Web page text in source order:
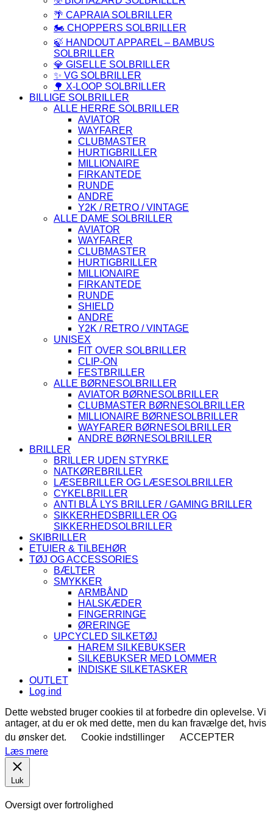
🌴 CAPRAIA SOLBRILLER
🏍️ CHOPPERS SOLBRILLER
🍃 HANDOUT APPAREL – BAMBUS
SOLBRILLER
💎 GISELLE SOLBRILLER
✨ VG SOLBRILLER
🌳 X-LOOP SOLBRILLER
BILLIGE SOLBRILLER
ALLE HERRE SOLBRILLER
AVIATOR
WAYFARER
CLUBMASTER
HURTIGBRILLER
MILLIONAIRE
FIRKANTEDE
RUNDE
ANDRE
Y2K / RETRO / VINTAGE
ALLE DAME SOLBRILLER
AVIATOR
WAYFARER
CLUBMASTER
HURTIGBRILLER
MILLIONAIRE
FIRKANTEDE
RUNDE
SHIELD
ANDRE
Y2K / RETRO / VINTAGE
UNISEX
FIT OVER SOLBRILLER
CLIP-ON
FESTBRILLER
ALLE BØRNESOLBRILLER
AVIATOR BØRNESOLBRILLER
CLUBMASTER BØRNESOLBRILLER
MILLIONAIRE BØRNESOLBRILLER
WAYFARER BØRNESOLBRILLER
ANDRE BØRNESOLBRILLER
BRILLER
BRILLER UDEN STYRKE
NATKØREBRILLER
LÆSEBRILLER OG LÆSESOLBRILLER
CYKELBRILLER
ANTI BLÅ LYS BRILLER / GAMING BRILLER
SIKKERHEDSBRILLER OG
SIKKERHEDSOLBRILLER
SKIBRILLER
ETUIER & TILBEHØR
TØJ OG ACCESSORIES
BÆLTER
SMYKKER
ARMBÅND
HALSKÆDER
FINGERRINGE
ØRERINGE
UPCYCLED SILKETØJ
HAREM SILKEBUKSER
SILKEBUKSER MED LOMMER
INDISKE SILKETASKER
OUTLET
Log ind
Dette websted bruger cookies til at forbedre din oplevelse. Vi
antager, at du er ok med dette, men du kan fravælge det, hvis
du ønsker det.
Cookie indstillinger
ACCEPTER
Læs mere
Luk
Oversigt over fortrolighed